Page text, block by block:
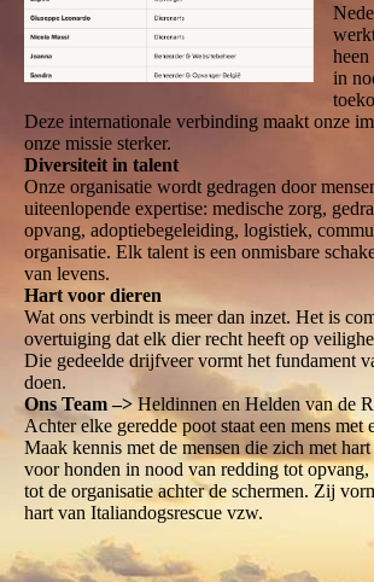
heen
in
Deze internationale verbinding maakt onze
onze missie sterker.
Diversiteit in talent
Onze organisatie wordt gedragen door
uiteenlopende expertise: medische zorg,
opvang, adoptiebegeleiding, logistiek,
organisatie. Elk talent is een onmisbare
van levens.
Hart voor dieren
Wat ons verbindt is meer dan inzet. Het is
overtuiging dat elk dier recht heeft op
Die gedeelde drijfveer vormt het fundament
doen.
Ons Team –>Heldinnen en Helden van de
Achter elke geredde poot staat een mens met
Maak kennis met de mensen die zich met
voor honden in nood van redding tot opvang,
tot de organisatie achter de schermen. Zij
hart van Italiandogsrescue vzw.